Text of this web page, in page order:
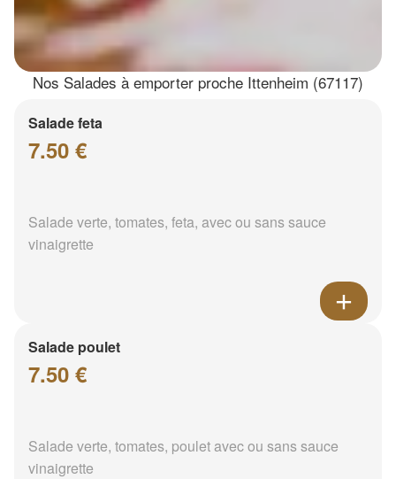
Nos Salades à emporter proche Ittenheim (67117)
Salade feta
7.50 €
Salade verte, tomates, feta, avec ou sans sauce
vinaigrette
Salade poulet
7.50 €
Salade verte, tomates, poulet avec ou sans sauce
vinaigrette